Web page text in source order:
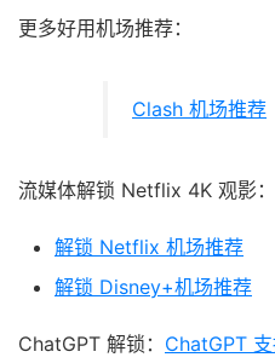
更多好用机场推荐：
Clash 机场推荐
流媒体解锁 Netflix 4K 观影：
解锁 Netflix 机场推荐
解锁 Disney+机场推荐
ChatGPT 解锁： ChatGPT